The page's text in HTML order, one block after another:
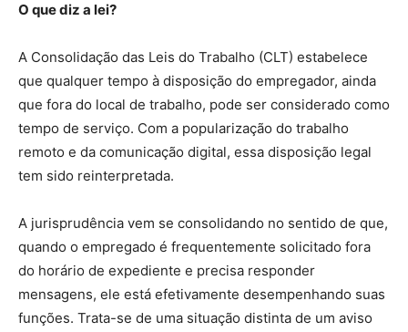
O que diz a lei?
A Consolidação das Leis do Trabalho (CLT) estabelece
que qualquer tempo à disposição do empregador, ainda
que fora do local de trabalho, pode ser considerado como
tempo de serviço. Com a popularização do trabalho
remoto e da comunicação digital, essa disposição legal
tem sido reinterpretada.
A jurisprudência vem se consolidando no sentido de que,
quando o empregado é frequentemente solicitado fora
do horário de expediente e precisa responder
mensagens, ele está efetivamente desempenhando suas
funções. Trata-se de uma situação distinta de um aviso